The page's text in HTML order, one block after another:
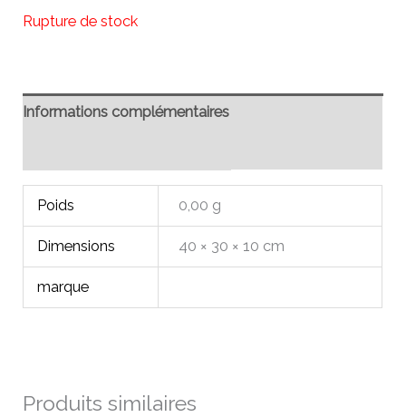
Rupture de stock
Informations complémentaires
Poids 0,00 g
Dimensions 40 × 30 × 10 cm
marque
Produits similaires